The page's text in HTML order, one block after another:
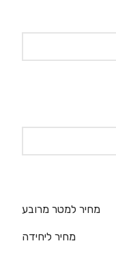
מחיר למטר מרובע
מחיר ליחידה